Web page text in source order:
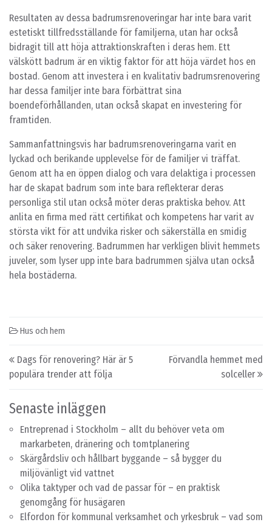
Resultaten av dessa badrumsrenoveringar har inte bara varit
estetiskt tillfredsställande för familjerna, utan har också
bidragit till att höja attraktionskraften i deras hem. Ett
välskött badrum är en viktig faktor för att höja värdet hos en
bostad. Genom att investera i en kvalitativ badrumsrenovering
har dessa familjer inte bara förbättrat sina
boendeförhållanden, utan också skapat en investering för
framtiden.
Sammanfattningsvis har badrumsrenoveringarna varit en
lyckad och berikande upplevelse för de familjer vi träffat.
Genom att ha en öppen dialog och vara delaktiga i processen
har de skapat badrum som inte bara reflekterar deras
personliga stil utan också möter deras praktiska behov. Att
anlita en firma med rätt certifikat och kompetens har varit av
största vikt för att undvika risker och säkerställa en smidig
och säker renovering. Badrummen har verkligen blivit hemmets
juveler, som lyser upp inte bara badrummen själva utan också
hela bostäderna.
Hus och hem
Post navigation
Dags för renovering? Här är 5
populära trender att följa
Förvandla hemmet med
solceller
Senaste inläggen
Entreprenad i Stockholm – allt du behöver veta om
markarbeten, dränering och tomtplanering
Skärgårdsliv och hållbart byggande – så bygger du
miljövänligt vid vattnet
Olika taktyper och vad de passar för – en praktisk
genomgång för husägaren
Elfordon för kommunal verksamhet och yrkesbruk – vad som